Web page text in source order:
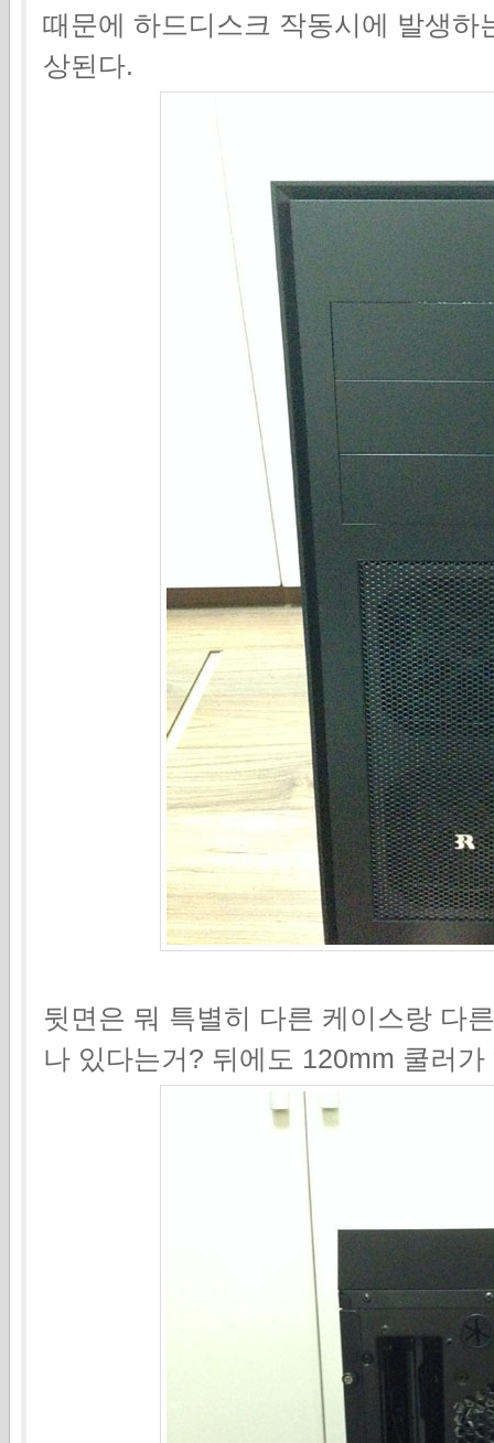
때문에 하드디스크 작동시에 발생
상된다.
뒷면은 뭐 특별히 다른 케이스랑 다
나 있다는거? 뒤에도 120mm 쿨러가